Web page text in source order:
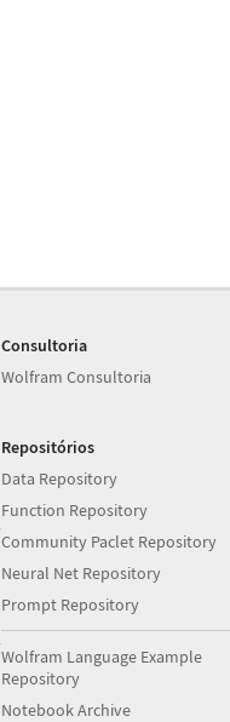
Consultoria
Wolfram Consultoria
Repositórios
Data Repository
Function Repository
Community Paclet Repository
Neural Net Repository
Prompt Repository
Wolfram Language Example
Repository
Notebook Archive